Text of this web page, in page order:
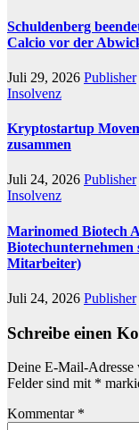
Schuldenberg
Calcio vor der
Juli 29, 2026 Publisher
Insolvenz
Kryptostartup
zusammen
Juli 24, 2026 Publisher
Insolvenz
Marinomed Biotech
Biotechunternehmen
Mitarbeiter)
Juli 24, 2026 Publisher
Schreibe einen
Deine E-Mail-
Felder sind mit *
Kommentar *